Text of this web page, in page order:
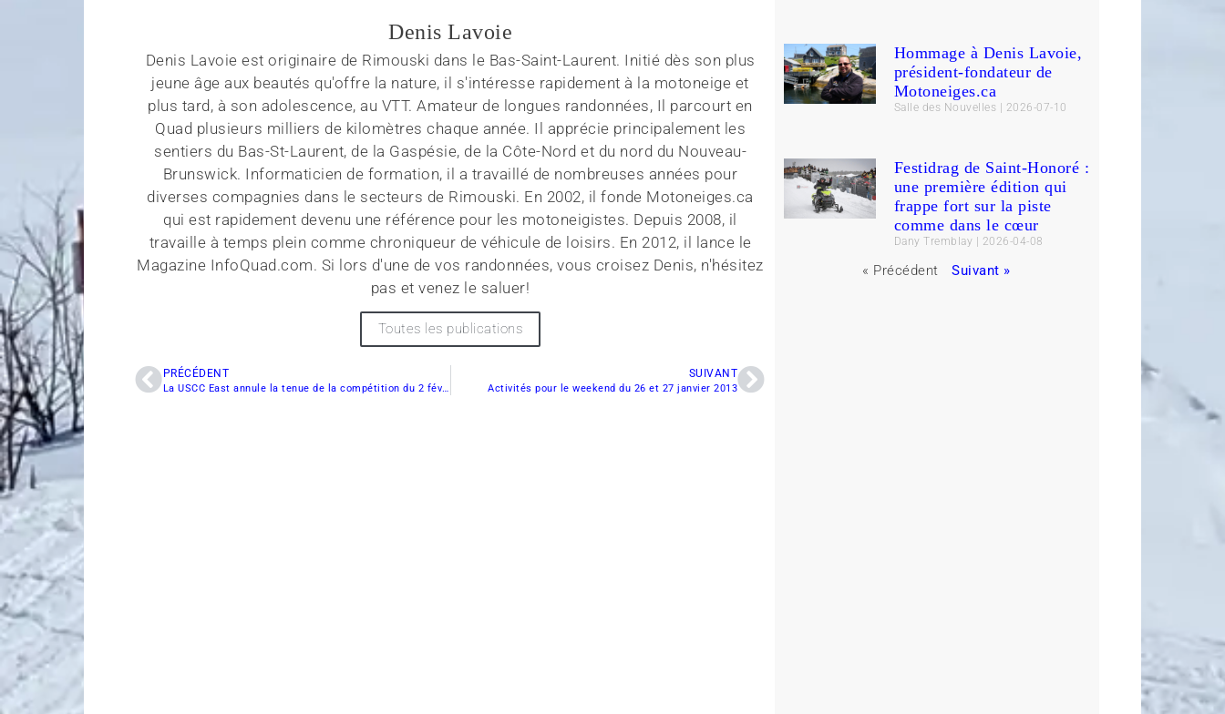
Denis Lavoie
Denis Lavoie est originaire de Rimouski dans le Bas-Saint-Laurent. Initié dès son plus
jeune âge aux beautés qu'offre la nature, il s'intéresse rapidement à la motoneige et
plus tard, à son adolescence, au VTT. Amateur de longues randonnées, Il parcourt en
Quad plusieurs milliers de kilomètres chaque année. Il apprécie principalement les
sentiers du Bas-St-Laurent, de la Gaspésie, de la Côte-Nord et du nord du Nouveau-
Brunswick. Informaticien de formation, il a travaillé de nombreuses années pour
diverses compagnies dans le secteurs de Rimouski. En 2002, il fonde Motoneiges.ca
qui est rapidement devenu une référence pour les motoneigistes. Depuis 2008, il
travaille à temps plein comme chroniqueur de véhicule de loisirs. En 2012, il lance le
Magazine InfoQuad.com. Si lors d'une de vos randonnées, vous croisez Denis, n'hésitez
pas et venez le saluer!
Toutes les publications
PRÉCÉDENT
La USCC East annule la tenue de la compétition du 2 février prochain à New-York
SUIVANT
Activités pour le weekend du 26 et 27 janvier 2013
Hommage à Denis Lavoie,
président-fondateur de
Motoneiges.ca
Salle des Nouvelles 2026-07-10
Festidrag de Saint-Honoré :
une première édition qui
frappe fort sur la piste
comme dans le cœur
Dany Tremblay 2026-04-08
« Précédent Suivant »